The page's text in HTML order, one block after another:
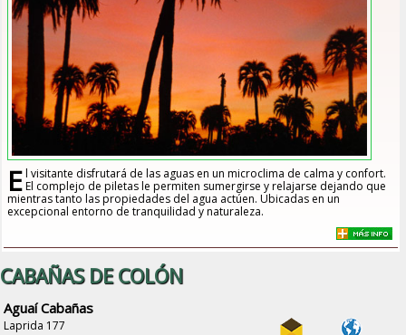
E l visitante disfrutará de las aguas en un microclima de calma y confort.
El complejo de piletas le permiten sumergirse y relajarse dejando que
mientras tanto las propiedades del agua actúen. Ubicadas en un
excepcional entorno de tranquilidad y naturaleza.
CABAÑAS DE COLÓN
Aguaí Cabañas
Laprida 177